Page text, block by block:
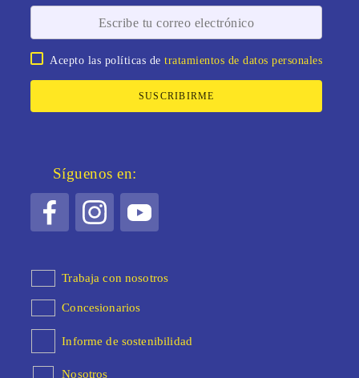
Acepto las políticas detratamientos de datos personales
SUSCRIBIRME
Síguenos en:
Trabaja con nosotros
Concesionarios
Informe de sostenibilidad
Nosotros